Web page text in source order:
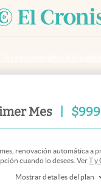
Mes $999
Mostrar detalles del plan
renovación automática a
cuando lo desees. VerT y